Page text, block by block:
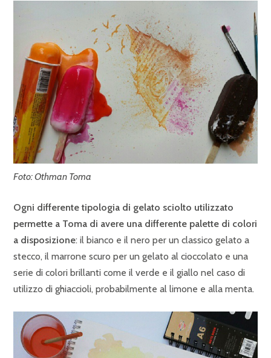
Foto: Othman Toma
Ogni differente tipologia di gelato sciolto utilizzato
permette a Toma di avere una differente palette di colori
a disposizione: il bianco e il nero per un classico gelato a
stecco, il marrone scuro per un gelato al cioccolato e una
serie di colori brillanti come il verde e il giallo nel caso di
utilizzo di ghiaccioli, probabilmente al limone e alla menta.